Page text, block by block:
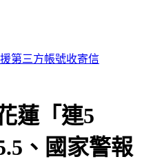
出爐
蓮「連5
、國家警報